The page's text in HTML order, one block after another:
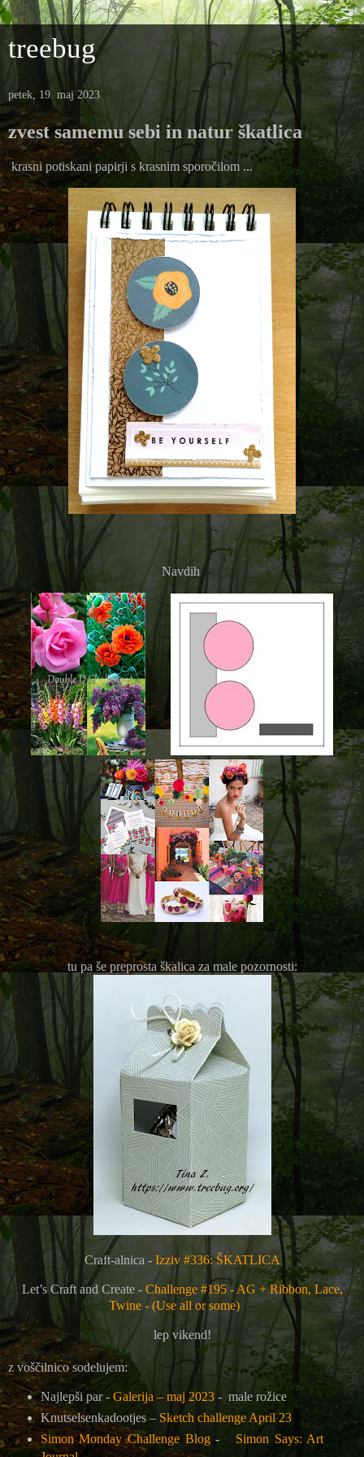
treebug
petek, 19. maj 2023
zvest samemu sebi in natur škatlica
krasni potiskani papirji s krasnim sporočilom ...
Navdih
tu pa še preprosta škalica za male pozornosti:
Craft-alnica - Izziv #336: ŠKATLICA
Let’s Craft and Create - Challenge #195 - AG + Ribbon, Lace,
Twine - (Use all or some)
lep vikend!
z voščilnico sodelujem:
Najlepši par - Galerija – maj 2023- male rožice
Knutselsenkadootjes – Sketch challenge April 23
Simon Monday Challenge Blog- Simon Says: Art